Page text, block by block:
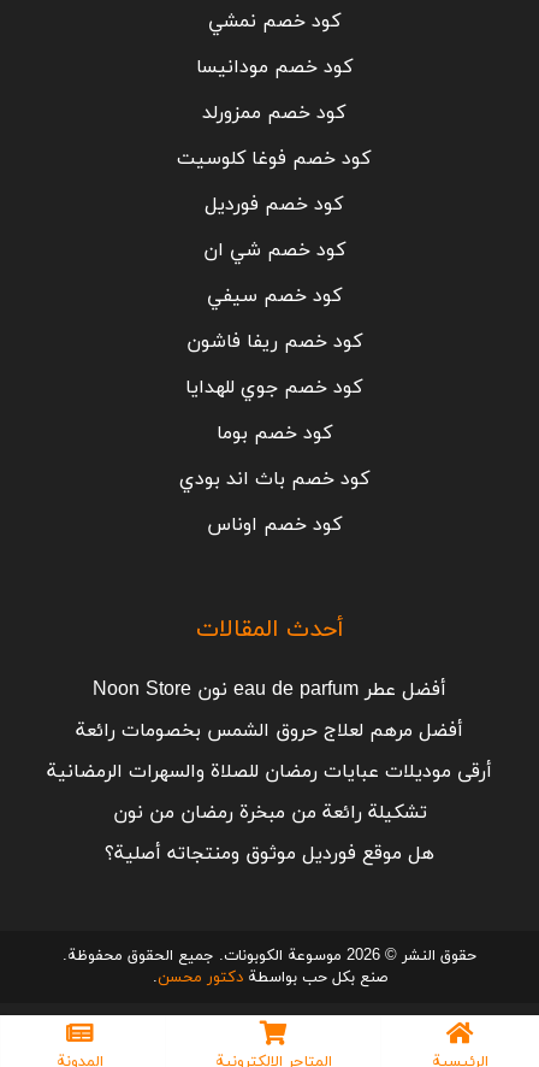
الرئيسية المتاجر الإلكترونية المدونة
كود خصم نمشي
كود خصم مودانيسا
كود خصم ممزورلد
كود خصم فوغا كلوسيت
كود خصم فورديل
كود خصم شي ان
كود خصم سيفي
كود خصم ريفا فاشون
كود خصم جوي للهدايا
كود خصم بوما
كود خصم باث اند بودي
كود خصم اوناس
أحدث المقالات
أفضل عطر eau de parfum نون Noon Store
أفضل مرهم لعلاج حروق الشمس بخصومات رائعة
أرقى موديلات عبايات رمضان للصلاة والسهرات الرمضانية
تشكيلة رائعة من مبخرة رمضان من نون
هل موقع فورديل موثوق ومنتجاته أصلية؟
حقوق النشر © 2026 موسوعة الكوبونات. جميع الحقوق محفوظة.
صنع بكل حب بواسطةدكتور محسن.